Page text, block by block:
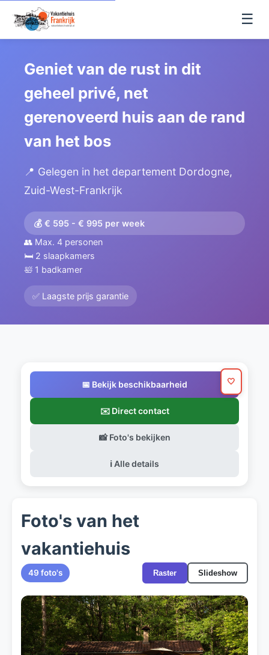
☰
Geniet van de rust in dit
geheel privé, net
gerenoveerd huis aan de rand
van het bos
📍 Gelegen in het departement Dordogne,
Zuid-West-Frankrijk
💰 € 595 - € 995 per week
👥 Max. 4 personen
🛏️ 2 slaapkamers
🛀 1 badkamer
✅ Laagste prijs garantie
📅 Bekijk beschikbaarheid
✉️ Direct contact
📸 Foto's bekijken
ℹ️ Alle details
🤍
Foto's van het
vakantiehuis
49 foto's Raster Slideshow